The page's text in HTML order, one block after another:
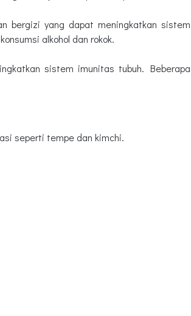
bergizi yang dapat meningkatkan sistem
alkohol dan rokok.
sistem imunitas tubuh. Beberapa
seperti tempe dan kimchi.